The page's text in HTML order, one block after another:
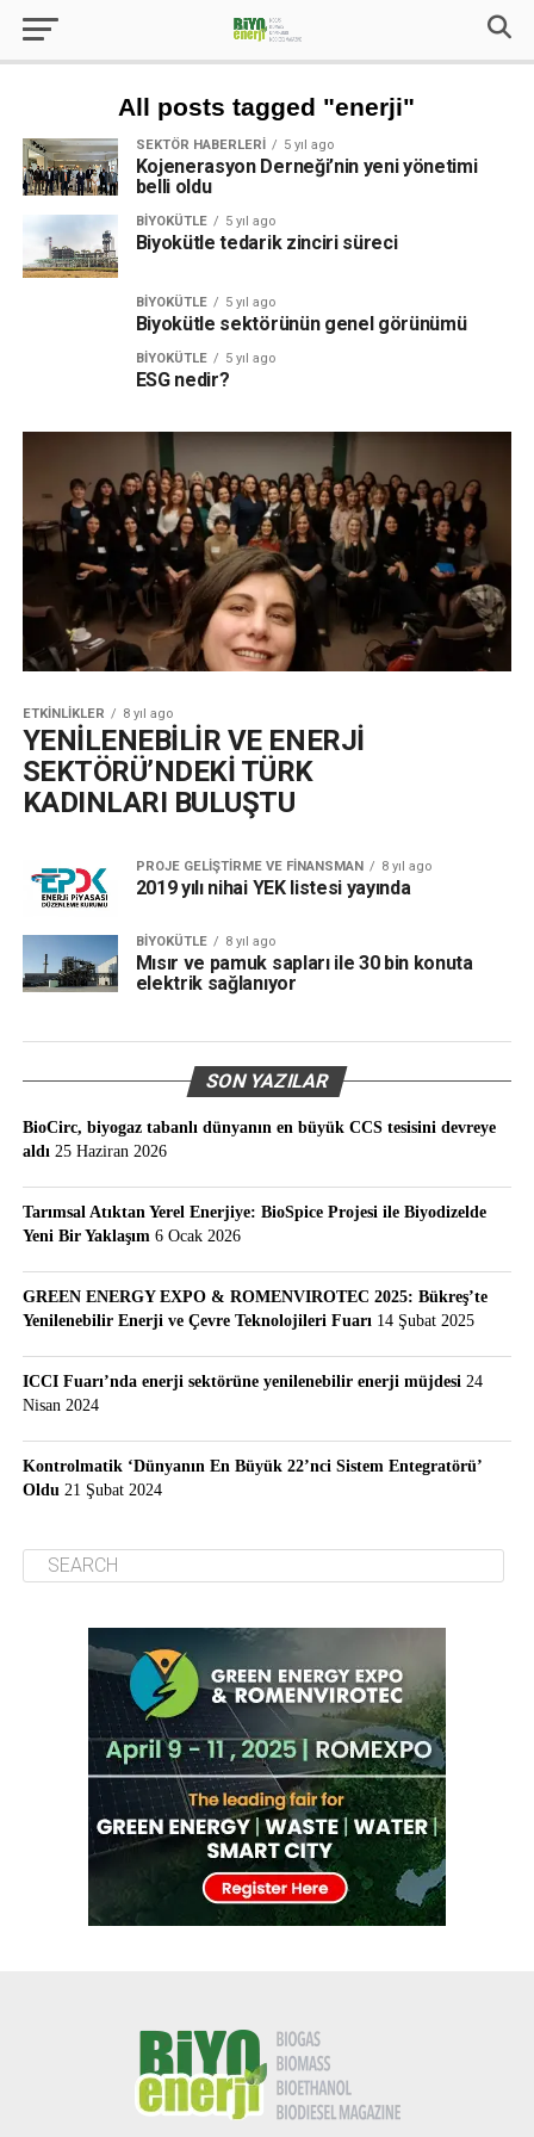
All posts tagged "enerji"
SEKTÖR HABERLERI 5 yıl ago
Kojenerasyon Derneği’nin yeni yönetimi
belli oldu
BIYOKÜTLE 5 yıl ago
Biyokütle tedarik zinciri süreci
BIYOKÜTLE 5 yıl ago
Biyokütle sektörünün genel görünümü
BIYOKÜTLE 5 yıl ago
ESG nedir?
ETKINLIKLER 8 yıl ago
YENİLENEBİLİR VE ENERJİ
SEKTÖRÜ’NDEKİ TÜRK
KADINLARI BULUŞTU
PROJE GELIŞTIRME VE FINANSMAN 8 yıl ago
2019 yılı nihai YEK listesi yayında
BIYOKÜTLE 8 yıl ago
Mısır ve pamuk sapları ile 30 bin konuta
elektrik sağlanıyor
SON YAZILAR
BioCirc, biyogaz tabanlı dünyanın en büyük CCS tesisini devreye
aldı 25 Haziran 2026
Tarımsal Atıktan Yerel Enerjiye: BioSpice Projesi ile Biyodizelde
Yeni Bir Yaklaşım 6 Ocak 2026
GREEN ENERGY EXPO & ROMENVIROTEC 2025: Bükreş’te
Yenilenebilir Enerji ve Çevre Teknolojileri Fuarı 14 Şubat 2025
ICCI Fuarı’nda enerji sektörüne yenilenebilir enerji müjdesi 24
Nisan 2024
Kontrolmatik ‘Dünyanın En Büyük 22’nci Sistem Entegratörü’
Oldu 21 Şubat 2024